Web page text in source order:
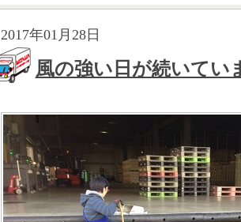
2017年01月28日
風の強い日が続いて